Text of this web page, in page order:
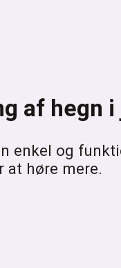
af hegn
enkel og
at høre mere.